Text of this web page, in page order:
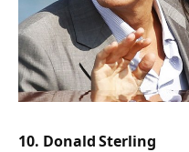
10. Donald Sterling